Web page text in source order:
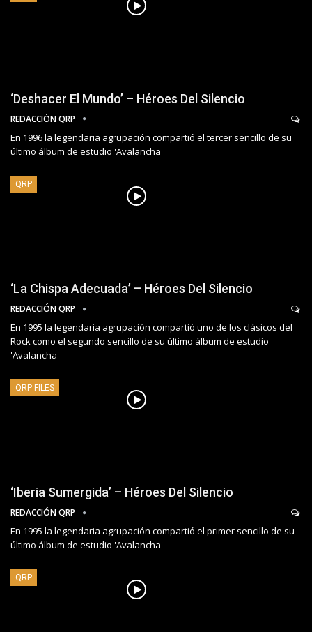
‘Deshacer El Mundo’ – Héroes Del Silencio
REDACCIÓN QRP
En 1996 la legendaria agrupación compartió el tercer sencillo de su
último álbum de estudio 'Avalancha'
QRP
‘La Chispa Adecuada’ – Héroes Del Silencio
REDACCIÓN QRP
En 1995 la legendaria agrupación compartió uno de los clásicos del
Rock como el segundo sencillo de su último álbum de estudio
'Avalancha'
QRP FILES
‘Iberia Sumergida’ – Héroes Del Silencio
REDACCIÓN QRP
En 1995 la legendaria agrupación compartió el primer sencillo de su
último álbum de estudio 'Avalancha'
QRP